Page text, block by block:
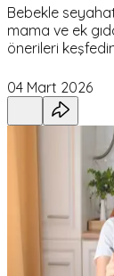
Bebekle
mama ve ek
önerileri
04 Mart 2026